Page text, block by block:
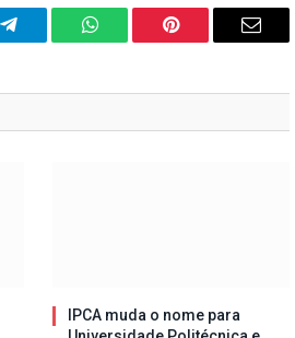
Telegram WhatsAppPinterest Email
IPCA muda o nome para